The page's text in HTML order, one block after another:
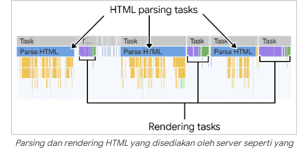
Parsing dan rendering HTML yang disediakan oleh server seperti yang